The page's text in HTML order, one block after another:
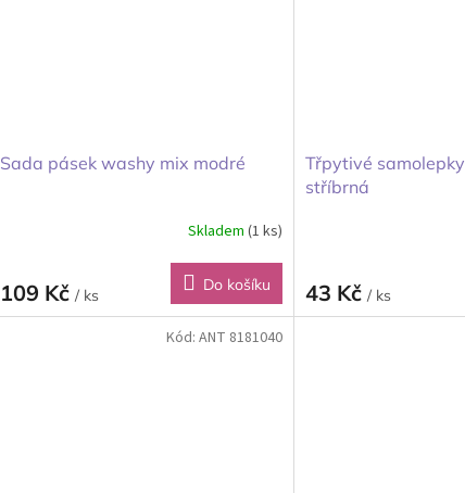
Sada pásek washy mix modré
Skladem (1 ks)
109 Kč / ks
Do košíku
Třpytivé
stříbrná
43 Kč / ks
Kód: ANT 8181040